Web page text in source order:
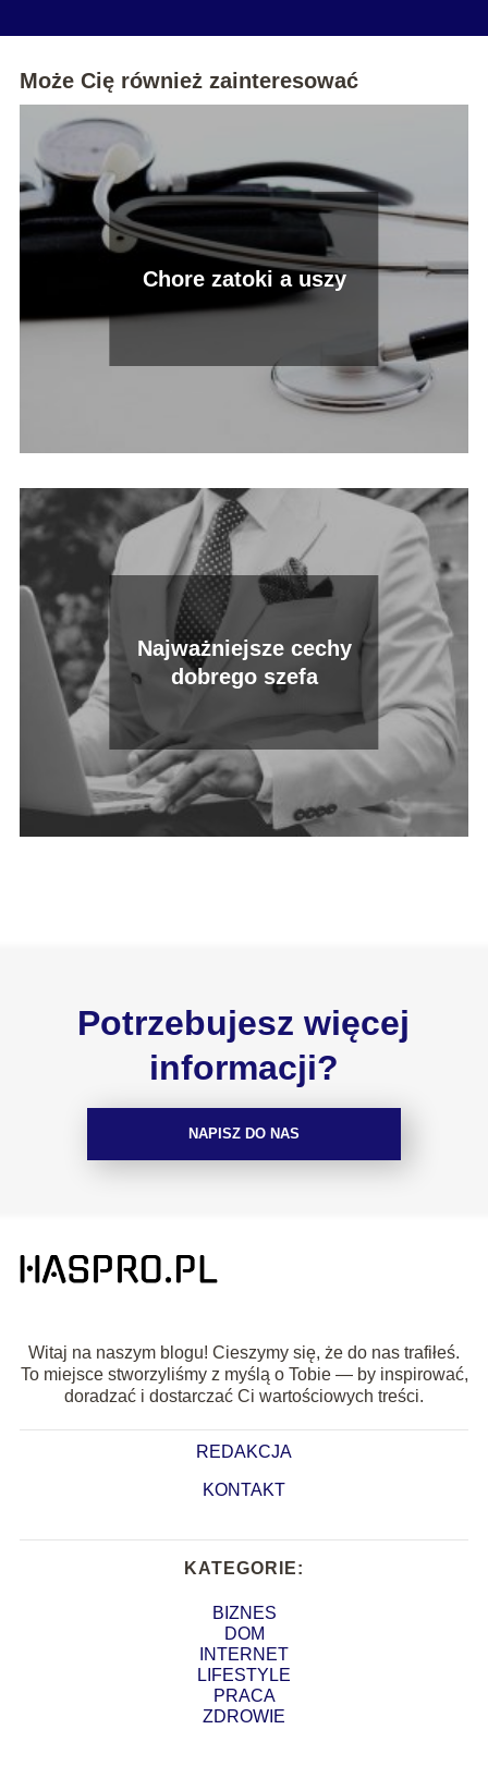
Może Cię również zainteresować
Chore zatoki a uszy
Najważniejsze cechy
dobrego szefa
Potrzebujesz więcej
informacji?
NAPISZ DO NAS
Witaj na naszym blogu! Cieszymy się, że do nas trafiłeś.
To miejsce stworzyliśmy z myślą o Tobie — by inspirować,
doradzać i dostarczać Ci wartościowych treści.
REDAKCJA
KONTAKT
KATEGORIE:
BIZNES
DOM
INTERNET
LIFESTYLE
PRACA
ZDROWIE